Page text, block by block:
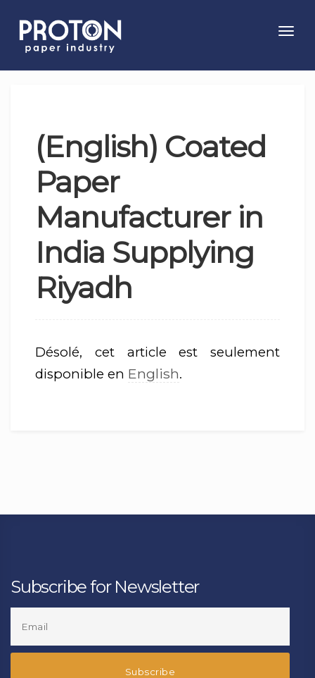
(English) Coated
Paper
Manufacturer in
India Supplying
Riyadh
Désolé, cet article est seulement
disponible en English.
Subscribe for Newsletter